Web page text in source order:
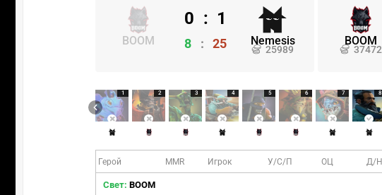
BOOM Nemesis
25989
0 : 1
8 : 25 BOOM
37472
1 2 3 4 5 6 7 8
Герой MMR Игрок У/С/П ОЦ Д/Н
Свет: BOOM